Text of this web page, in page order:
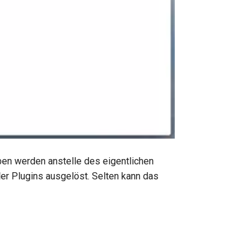
werden anstelle des eigentlichen
Plugins ausgelöst. Selten kann das